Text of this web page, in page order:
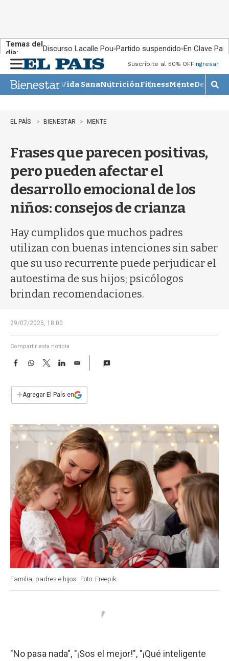
Temas del
día:
Discurso Lacalle Pou Partido suspendido En Clave País
n
u
Suscribite al 50% OFFIngresar
Vida SanaNutriciónFitnessMente
M
o
EL PAÍS BIENESTAR MENTE
Frases que parecen positivas,
pero pueden afectar el
desarrollo emocional de los
niños: consejos de crianza
Hay cumplidos que muchos padres
utilizan con buenas intenciones sin saber
que su uso recurrente puede perjudicar el
autoestima de sus hijos; psicólogos
brindan recomendaciones.
29/07/2025, 18:00
Compartir esta noticia
F
e
b
k
W
s
p
T
w
t
L
n
E
i
l
+Agregar El País en
Familia, padres e hijos. Foto: Freepik.
"No pasa nada", "¡Sos el mejor!", "¡Qué inteligente